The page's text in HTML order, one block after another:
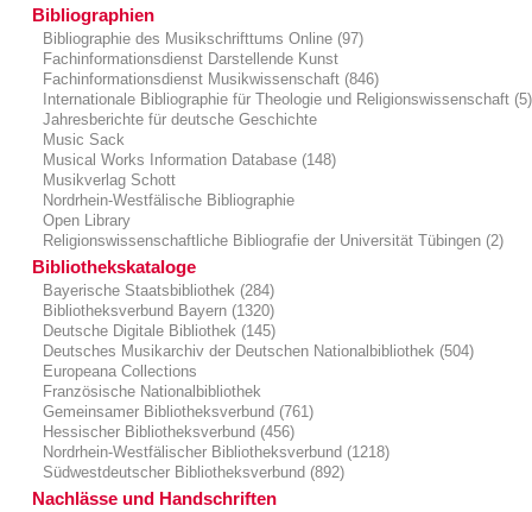
Bibliographien
Bibliographie des Musikschrifttums Online (97)
Fachinformationsdienst Darstellende Kunst
Fachinformationsdienst Musikwissenschaft (846)
Internationale Bibliographie für Theologie und Religionswissenschaft (5)
Jahresberichte für deutsche Geschichte
Music Sack
Musical Works Information Database (148)
Musikverlag Schott
Nordrhein-Westfälische Bibliographie
Open Library
Religionswissenschaftliche Bibliografie der Universität Tübingen (2)
Bibliothekskataloge
Bayerische Staatsbibliothek (284)
Bibliotheksverbund Bayern (1320)
Deutsche Digitale Bibliothek (145)
Deutsches Musikarchiv der Deutschen Nationalbibliothek (504)
Europeana Collections
Französische Nationalbibliothek
Gemeinsamer Bibliotheksverbund (761)
Hessischer Bibliotheksverbund (456)
Nordrhein-Westfälischer Bibliotheksverbund (1218)
Südwestdeutscher Bibliotheksverbund (892)
Nachlässe und Handschriften